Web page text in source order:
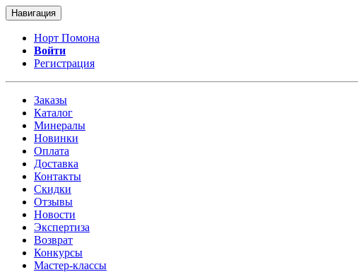
Навигация
Норт Помона
Войти
Регистрация
Заказы
Каталог
Минералы
Новинки
Оплата
Доставка
Контакты
Скидки
Отзывы
Новости
Экспертиза
Возврат
Конкурсы
Мастер-классы